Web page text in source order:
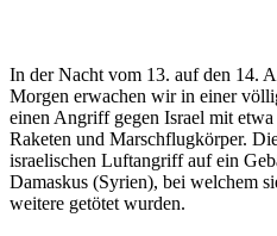
In der Nacht vom 13. auf den 14.
Morgen erwachen wir in einer
einen Angriff gegen Israel mit
Raketen und Marschflugkörper.
israelischen Luftangriff auf ein
Damaskus (Syrien), bei welchem
weitere getötet wurden.